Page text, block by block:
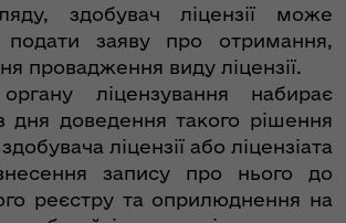
здобувач ліцензії може
подати заяву про отримання,
провадження виду ліцензії.
ліцензування набирає
дня доведення такого рішення
ліцензії або ліцензіата
запису про нього до
реєстру та оприлюднення на